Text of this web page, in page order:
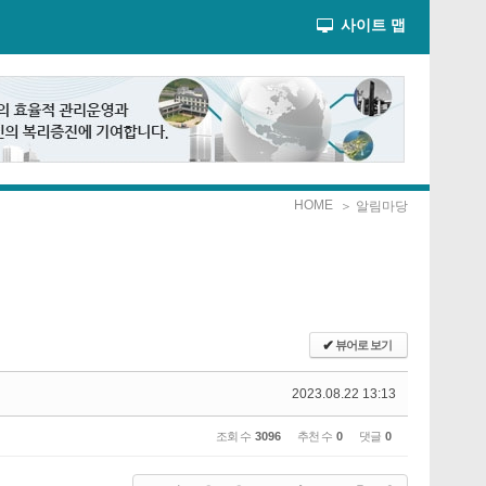
사이트 맵
HOME ＞ 알림마당
✔뷰어로 보기
2023.08.22 13:13
조회 수 3096 추천 수 0 댓글 0